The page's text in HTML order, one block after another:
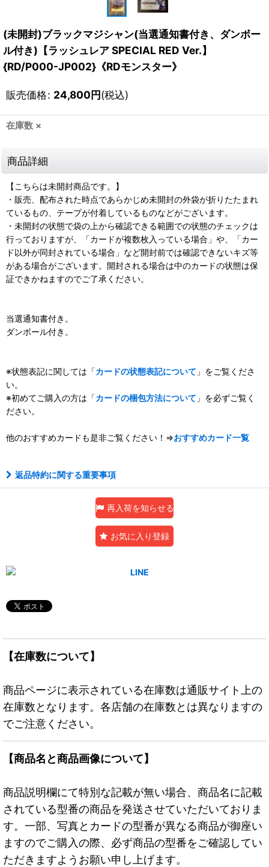
(未開封)ブラックマジシャン(当選通知書付き、ダンボー
ル付き)【ラッシュレア SPECIAL RED Ver.】
{RD/P000-JP002}《RDモンスター》
販売価格: 24,800円(税込)
在庫数 ×
商品詳細
【こちらは未開封商品です。】
・販売、配布された時点であらかじめ未開封の外袋が折りたたまれ
ているもの、テープが付着しているものなどがございます。
・未開封の状態で袋の上から確認できる範囲での状態のチェックは
行っておりますが、「カードが複数枚入っている場合」や、「カー
ド以外が同封されている場合」など開封前では確認できないキズ等
がある場合がございます。開封される場合は中のカードの状態は保
証できかねますのでご了承ください。
当選通知書付き。
ダンボール付き。
※状態表記に関しては「カードの状態表記について 」をご覧くださ
い。
※初めてご購入の方は「カードの梱包方法について 」を必ずご覧く
ださい。
他のおすすめカードも是非ご覧ください！⇒おすすめカード一覧
返品特約に関する重要事項
再入荷を知らせる
お気に入り登録
【在庫数について】
商品ページに表示されている在庫数は通販サイト上の
在庫数となります。各店舗の在庫数とは異なりますの
でご注意ください。
【商品名と商品画像について】
商品説明欄にて特別な記載が無い場合、商品名に記載
されている型番の商品を発送させていただいておりま
す。一部、写真とカードの型番が異なる商品が御座い
ますのでご購入の際、必ず商品の型番をご確認してい
ただきますようお願い申し上げます。